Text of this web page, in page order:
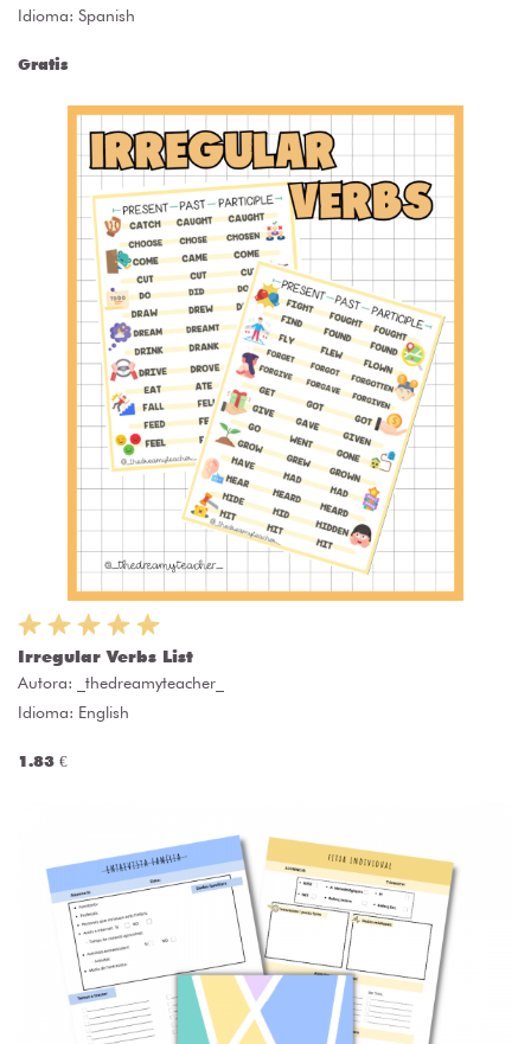
Idioma: Spanish
Gratis
Irregular Verbs List
Autora:
_thedreamyteacher_
Idioma: English
1.83 €